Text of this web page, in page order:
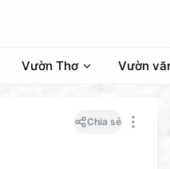
Vườn Thơ Vườn
Chia sẻ